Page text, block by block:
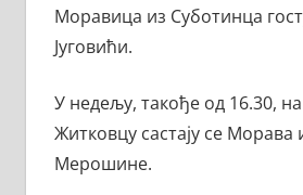
Моравица из Суботинца
Југовићи.
У недељу, такође од 16.30,
Житковцу састају се Морава
Мерошине.